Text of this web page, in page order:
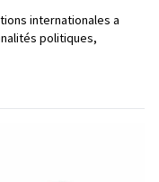
internationales a
politiques,